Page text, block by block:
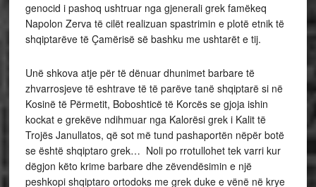
genocid i pashoq ushtruar nga gjenerali grek famëkeq
Napolon Zerva të cilët realizuan spastrimin e plotë etnik të
shqiptarëve të Çamërisë së bashku me ushtarët e tij.
Unë shkova atje për të dënuar dhunimet barbare të
zhvarrosjeve të eshtrave të të parëve tanë shqiptarë si në
Kosinë të Përmetit, Boboshticë të Korcës se gjoja ishin
kockat e grekëve ndihmuar nga Kalorësi grek i Kalit të
Trojës Janullatos, që sot më tund pashaportën nëpër botë
se është shqiptaro grek… Noli po rrotullohet tek varri kur
dëgjon këto krime barbare dhe zëvendësimin e një
peshkopi shqiptaro ortodoks me grek duke e vënë në krye